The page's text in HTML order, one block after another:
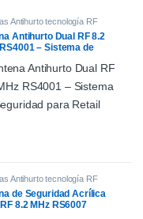
Antihurto tecnología RF
Antihurto Dual RF 8.2
– Sistema de
para Retail
Antihurto tecnología RF
de Seguridad Acrílica
8.2 MHz RS6007